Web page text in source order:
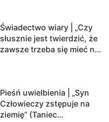
Świadectwo wiary | „Czy
słusznie jest twierdzić, że
zawsze trzeba się mieć na
Pieśń uwielbienia | „Syn
Człowieczy zstępuje na
ziemię” (Taniec